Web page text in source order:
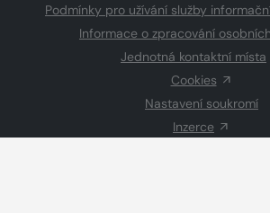
Podmínky pro užívání služby
Informace o zpracování
Jednotná kontaktní místa
Cookies
Nastavení soukromí
Inzerce